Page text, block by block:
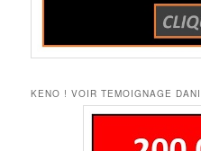
KENO ! VOIR TEMOIGNAGE